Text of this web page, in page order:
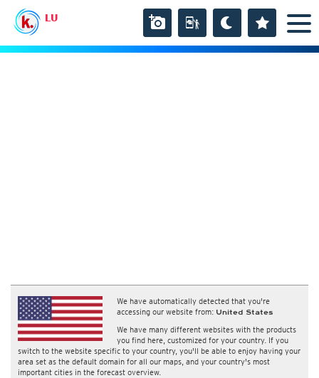
LU
We have automatically detected that you're
accessing our website from: United States
We have many different websites with the products
you find here, customized for your country. If you
switch to the website specific to your country, you'll be able to enjoy having your
area set as the default domain for all our maps, and your country's most
important cities in the forecast overview.